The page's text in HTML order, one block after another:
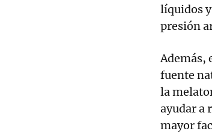
líquidos
presión
Además,
fuente
la
ayudar a
mayor